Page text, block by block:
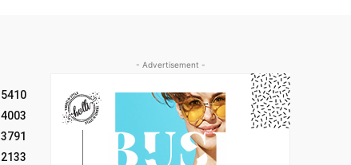
5410
4003
3791
2133
- Advertisement -